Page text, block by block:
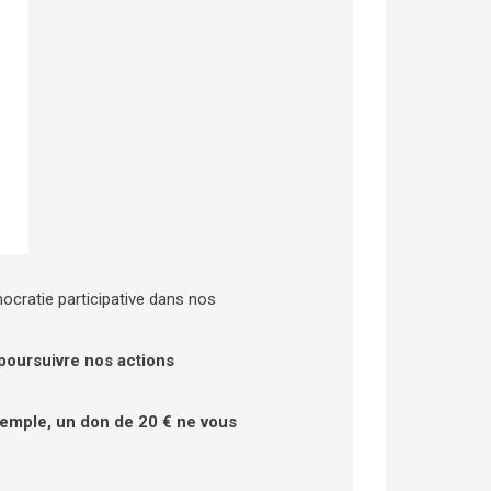
participative dans nos
nos actions
un don de 20 € ne vous